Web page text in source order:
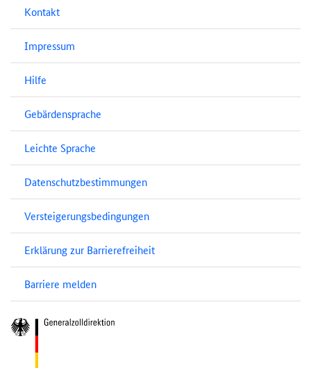
Kontakt
Impressum
Hilfe
Gebärdensprache
Leichte Sprache
Datenschutzbestimmungen
Versteigerungsbedingungen
Erklärung zur Barrierefreiheit
Barriere melden